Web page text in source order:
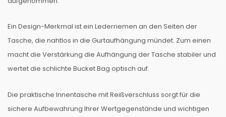
Ein Design-Merkmal ist ein Lederriemen an den Seiten der
Tasche, die nahtlos in die Gurtaufhängung mündet. Zum einen
macht die Verstärkung die Aufhängung der Tasche stabiler und
wertet die schlichte Bucket Bag optisch auf.
Die praktische Innentasche mit Reißverschluss sorgt für die
sichere Aufbewahrung Ihrer Wertgegenstände und wichtigen